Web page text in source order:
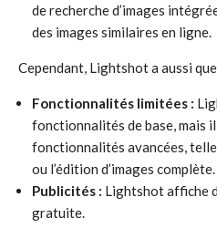
de recherche d’images
des images similaires en ligne.
Cependant, Lightshot a aussi
Fonctionnalités limitées :
fonctionnalités de base, mais
fonctionnalités avancées,
ou l’édition d’images complète.
Publicités : Lightshot affiche
gratuite.